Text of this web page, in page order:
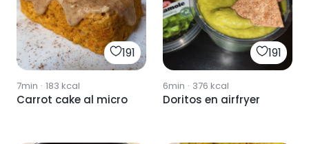
191
7min · 183 kcal
Carrot cake al micro
191
6min · 376 kcal
Doritos en airfryer